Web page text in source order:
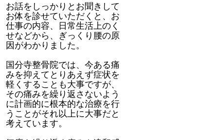
お話をしっかりとお聞きして
お体を診せていただくと、お
仕事の内容、日常生活上のく
せなどから、ぎっくり腰の原
因がわかりました。
国分寺整骨院では、今ある痛
みを抑えてとりあえず症状を
軽くすることも大事ですが、
その痛みを繰り返さないよう
に計画的に根本的な治療を行
うことがそれ以上に大事だと
考えています。